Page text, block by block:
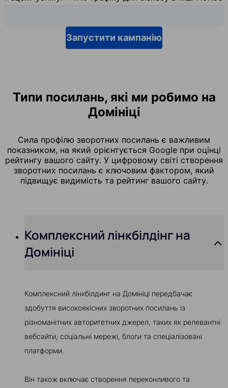
Запустити кампанію
Типи посилань, які ми робимо на
Домініці
Сила профілю зворотних посилань є важливим
показником, на який орієнтується Google при оцінці
рейтингу вашого сайту. У цифровому світі створення
зворотних посилань є ключовим фактором, який
підвищує видимість та рейтинг вашого сайту.
Комплексний лінкбілдінг на
Домініці
Комплексний лінкбілдинг на Домініці передбачає
здобуття високоякісних зворотних посилань із
різноманітних авторитетних джерел, таких як релевантні
вебсайти, соціальні мережі, блоги та спеціалізовані
платформи.
Він також включає створення переконливого та